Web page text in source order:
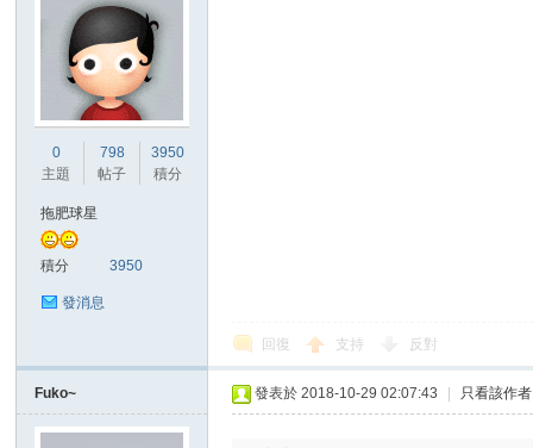
0
主題
798
帖子
3950
積分
拖肥球星
積分 3950
發消息
回復 支持 反對
Fuko~ 發表於 2018-10-29 02:07:43 只看該作者